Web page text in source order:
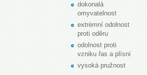
dokonalá
omyvatelnost
extrémní odolnost
proti oděru
odolnost proti
vzniku řas a plísní
vysoká pružnost